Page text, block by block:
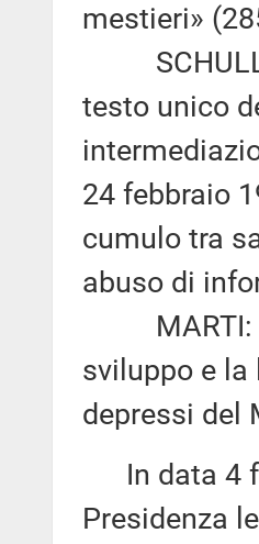
mestieri»
testo unico
24 febbraio
cumulo tra
abuso di
MARTI:
sviluppo e
depressi del
In data 4
Presidenza